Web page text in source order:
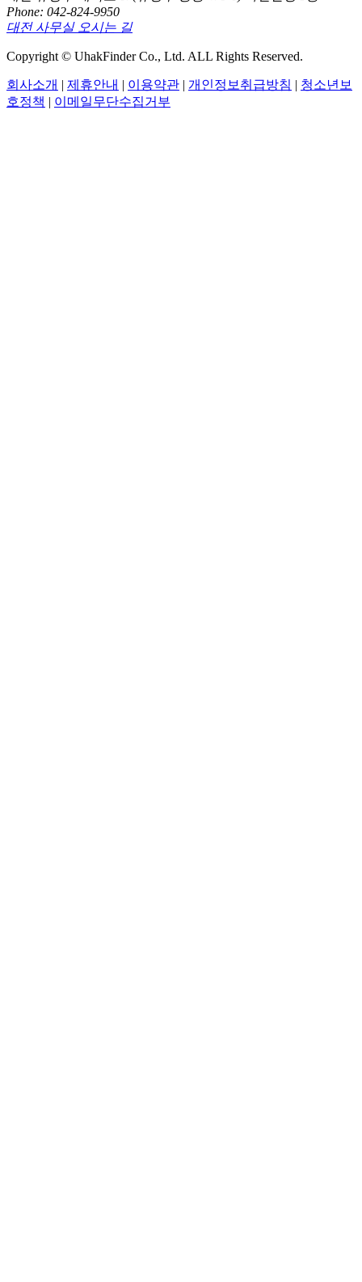
Phone: 042-824-9950
대전 사무실 오시는 길
Copyright © UhakFinder Co., Ltd. ALL Rights Reserved.
회사소개 | 제휴안내 | 이용약관 | 개인정보취급방침 | 청소년보
호정책 | 이메일무단수집거부